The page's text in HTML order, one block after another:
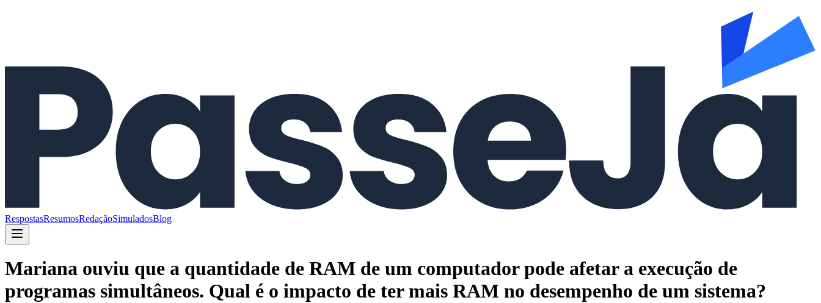
RespostasResumosRedaçãoSimuladosBlog
Mariana ouviu que a quantidade de RAM de um computador pode afetar a execução de
programas simultâneos. Qual é o impacto de ter mais RAM no desempenho de um sistema?